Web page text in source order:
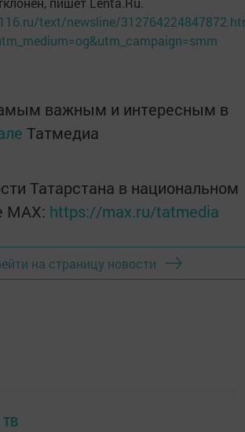
text/newsline/
важным и интересным в
Татмедиа
Татарстана в национальном
MАХ: https://max.ru/tatmedia
на страницу новости